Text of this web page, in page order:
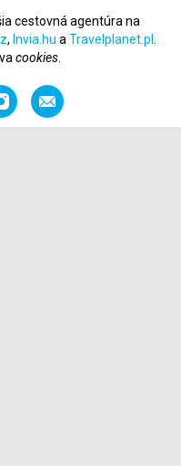
cestovná agentúra na
, Invia.hu a Travelplanet.pl
cookies.
InstagramOdporučiť